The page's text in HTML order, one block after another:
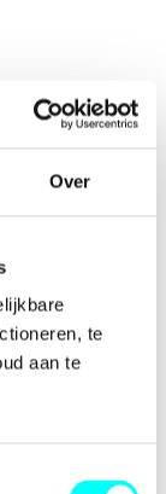
Over
te
aan te